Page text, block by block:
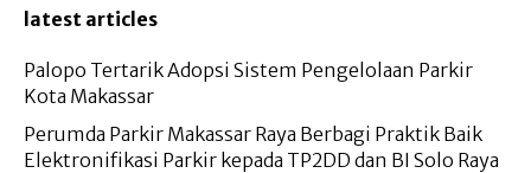
latest articles
Palopo Tertarik Adopsi Sistem Pengelolaan Parkir
Kota Makassar
Perumda Parkir Makassar Raya Berbagi Praktik Baik
Elektronifikasi Parkir kepada TP2DD dan BI Solo Raya